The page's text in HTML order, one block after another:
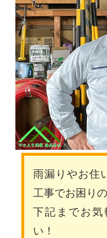
雨漏りやお住
工事でお困り
下記までお気
い！